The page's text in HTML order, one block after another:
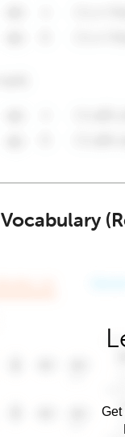
Vocabulary
Get